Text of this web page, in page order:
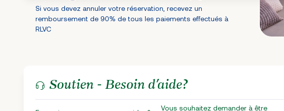
Si vous devez annuler votre réservation, recevez un
remboursement de 90% de tous les paiements effectués à
RLVC
Soutien - Besoin d’aide?
Vous souhaitez demander à être